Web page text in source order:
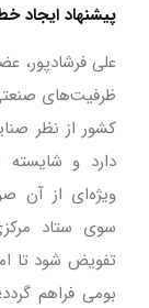
پیشنهاد ایجاد
علی فرشادپور،
ظرفیت‌های
کشور از نظر
دارد و
ویژه‌ای از آن
سوی ستاد
تفویض شود تا
بومی فراهم